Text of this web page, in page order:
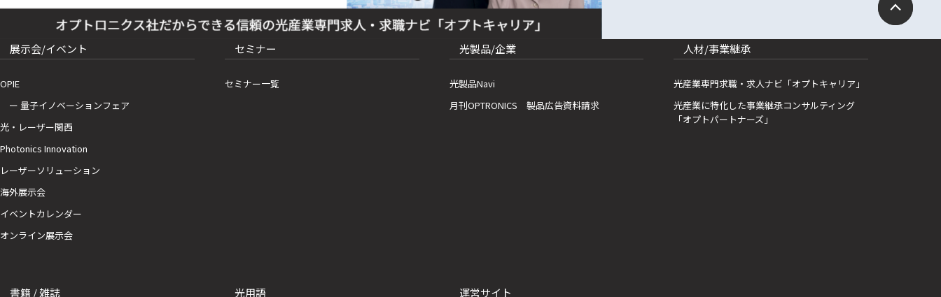
展示会/イベント
OPIE
ー 量子イノベーションフェア
光・レーザー関西
Photonics Innovation
レーザーソリューション
海外展示会
イベントカレンダー
オンライン展示会
セミナー
セミナー一覧
光製品/企業
光製品Navi
月刊OPTRONICS 製品広告資料請求
人材/事業継承
光産業専門求職・求人ナビ「オプトキャリア」
光産業に特化した事業継承コンサルティング
「オプトパートナーズ」
書籍 / 雑誌 光用語 運営サイト